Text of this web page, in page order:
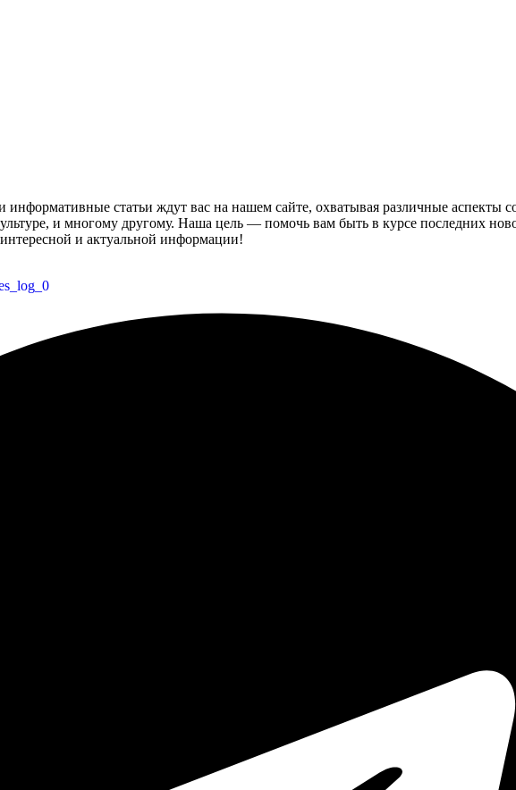
статьи ждут вас на нашем сайте, охватывая различные аспекты
и многому другому. Наша цель — помочь вам быть в курсе последних
и актуальной информации!